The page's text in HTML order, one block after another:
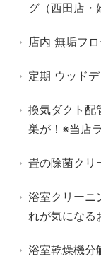
グ（西田店・
店内 無垢フ
定期 ウッド
換気ダクト
巣が！※当店
畳の除菌ク
浴室クリー
れが気になる
浴室乾燥機分